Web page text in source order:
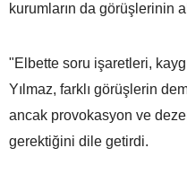
kurumların da görüşlerinin
"Elbette soru işaretleri,
Yılmaz, farklı görüşlerin
ancak provokasyon ve
gerektiğini dile getirdi.